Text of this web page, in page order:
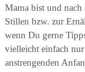
Mama bist und nach
Stillen bzw. zur
wenn Du gerne
vielleicht einfach
anstrengenden